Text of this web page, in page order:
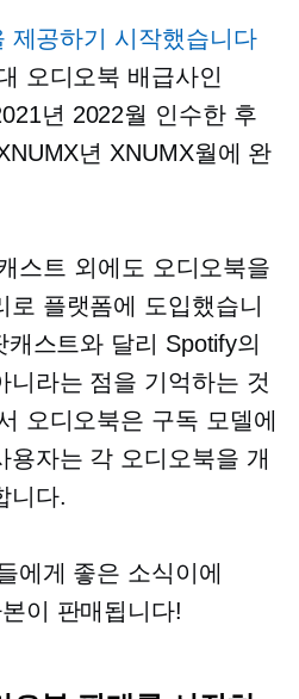
제공하기 시작했습니다
오디오북 배급사인
년 2022월 인수한 후
년 XNUMX월에 완
스트 외에도 오디오북을
플랫폼에 도입했습니
스트와 달리 Spotify의
니라는 점을 기억하는 것
오디오북은 구독 모델에
용자는 각 오디오북을 개
니다.
에게 좋은 소식이에
이 판매됩니다!